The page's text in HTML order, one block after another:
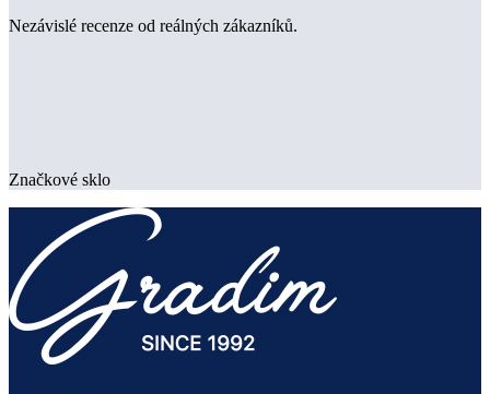
Nezávislé recenze od reálných zákazníků.
Značkové sklo